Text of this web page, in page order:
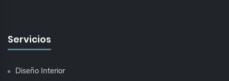
Servicios
Diseño Interior